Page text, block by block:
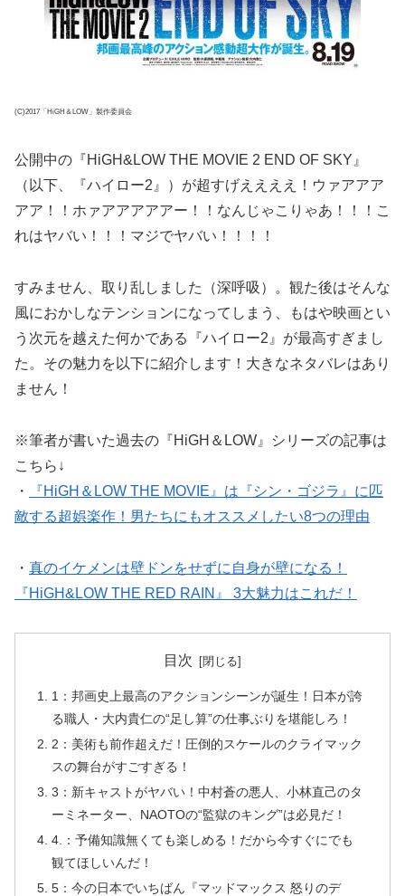
(C)2017「HiGH＆LOW」製作委員会
公開中の『HiGH&LOW THE MOVIE 2 END OF SKY』
（以下、『ハイロー2』）が超すげええええ！ウァアアア
アア！！ホァアアアアアー！！なんじゃこりゃあ！！！こ
れはヤバい！！！マジでヤバい！！！！
すみません、取り乱しました（深呼吸）。観た後はそんな
風におかしなテンションになってしまう、もはや映画とい
う次元を越えた何かである『ハイロー2』が最高すぎまし
た。その魅力を以下に紹介します！大きなネタバレはあり
ません！
※筆者が書いた過去の『HiGH＆LOW』シリーズの記事は
こちら↓
・
『HiGH＆LOW THE MOVIE』は『シン・ゴジラ』に匹
敵する超娯楽作！男たちにもオススメしたい8つの理由
・ 真のイケメンは壁ドンをせずに自身が壁になる！
『HiGH&LOW THE RED RAIN』 3大魅力はこれだ！
目次
1：邦画史上最高のアクションシーンが誕生！日本が誇
る職人・大内貴仁の“足し算”の仕事ぶりを堪能しろ！
2：美術も前作超えだ！圧倒的スケールのクライマック
スの舞台がすごすぎる！
3：新キャストがヤバい！中村蒼の悪人、小林直己のタ
ーミネーター、NAOTOの“監獄のキング”は必見だ！
4.：予備知識無くても楽しめる！だから今すぐにでも
観てほしいんだ！
5：今の日本でいちばん『マッドマックス 怒りのデ